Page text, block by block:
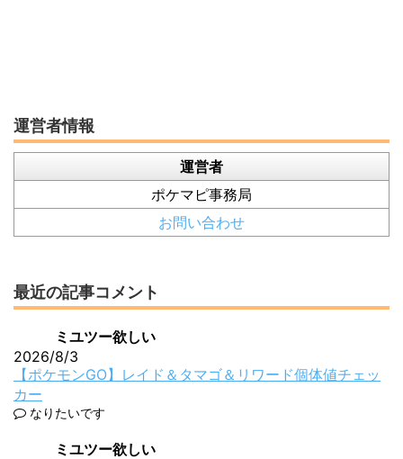
運営者情報
運営者
ポケマピ事務局
お問い合わせ
最近の記事コメント
ミユツー欲しい
2026/8/3
【ポケモンGO】レイド＆タマゴ＆リワード個体値チェッ
カー
なりたいです
ミユツー欲しい